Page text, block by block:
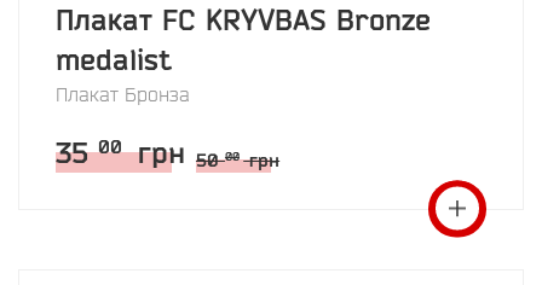
Плакат FC KRYVBAS Bronze
medalist
Плакат Бронза
35 00 грн 50 00 грн